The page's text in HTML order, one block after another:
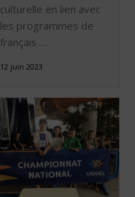
culturelle en lien avec
les programmes de
français …
12 juin 2023